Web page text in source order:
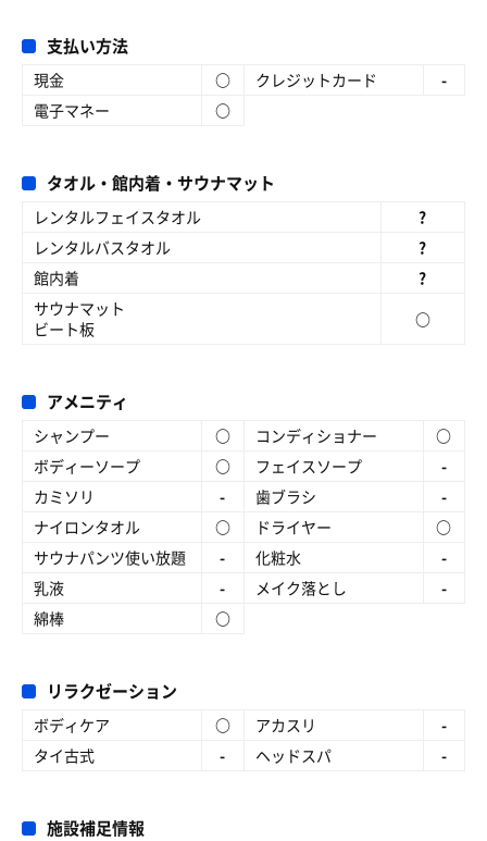
支払い方法
現金 ○ クレジットカード
-
電子マネー
○
タオル・館内着・サウナマット
レンタルフェイスタオル
?
レンタルバスタオル
?
館内着
?
サウナマット
ビート板
○
アメニティ
シャンプー ○ コンディショナー
○
ボディーソープ
○ フェイスソープ
-
カミソリ
- 歯ブラシ
-
ナイロンタオル
○ ドライヤー
○
サウナパンツ使い放題
- 化粧水
-
乳液
- メイク落とし
-
綿棒
○
リラクゼーション
ボディケア ○ アカスリ
-
タイ古式
- ヘッドスパ -
施設補足情報